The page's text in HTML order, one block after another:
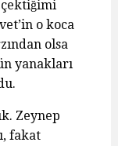
o koca
olsa
yanakları
Zeynep
fakat